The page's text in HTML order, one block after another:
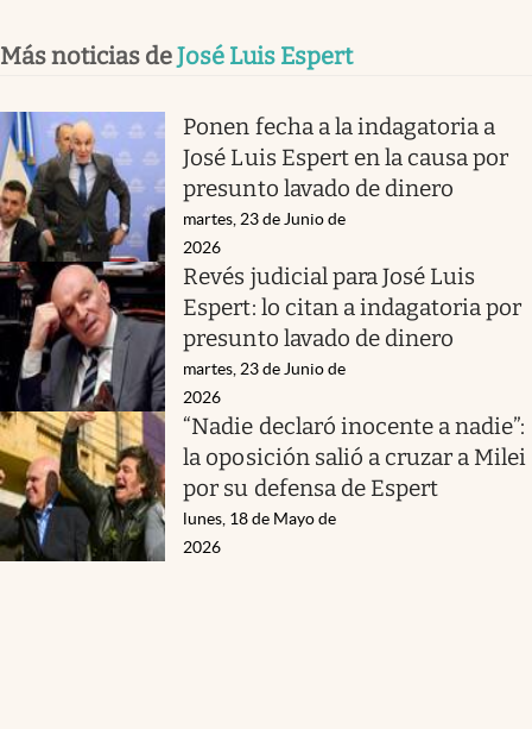
Más noticias deJosé Luis Espert
Ponen fecha a la indagatoria a
José Luis Espert en la causa por
presunto lavado de dinero
martes, 23 de Junio de
2026
Revés judicial para José Luis
Espert: lo citan a indagatoria por
presunto lavado de dinero
martes, 23 de Junio de
2026
“Nadie declaró inocente a nadie”:
la oposición salió a cruzar a Milei
por su defensa de Espert
lunes, 18 de Mayo de
2026